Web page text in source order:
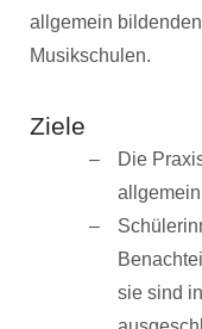
allgemein
Musikschulen.
Ziele
Die
sie sind